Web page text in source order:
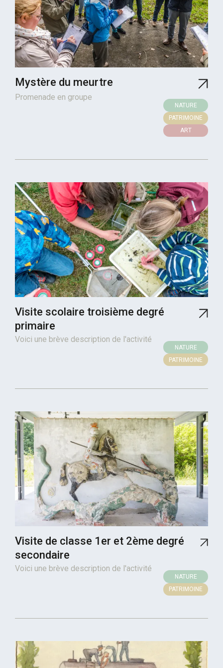
Mystère du meurtre
Promenade en groupe
NATURE
PATRIMOINE
ART
Visite scolaire troisième degré
primaire
Voici une brève description de l'activité
NATURE
PATRIMOINE
Visite de classe 1er et 2ème degré
secondaire
Voici une brève description de l'activité
NATURE
PATRIMOINE